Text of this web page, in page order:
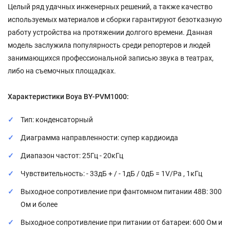
Целый ряд удачных инженерных решений, а также качество
используемых материалов и сборки гарантируют безотказную
работу устройства на протяжении долгого времени. Данная
модель заслужила популярность среди репортеров и людей
занимающихся профессиональной записью звука в театрах,
либо на съемочных площадках.
Характеристики Boya BY-PVM1000:
Тип: конденсаторный
Диаграмма направленности: супер кардиоида
Диапазон частот: 25Гц - 20кГц
Чувствительность: - 33дБ + / - 1дБ / 0дБ = 1V/Pa , 1кГц
Выходное сопротивление при фантомном питании 48В: 300
Ом и более
Выходное сопротивление при питании от батареи: 600 Ом и